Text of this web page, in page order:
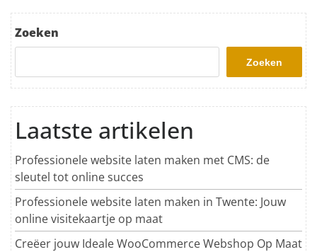
Zoeken
Zoeken
Laatste artikelen
Professionele website laten maken met CMS: de
sleutel tot online succes
Professionele website laten maken in Twente: Jouw
online visitekaartje op maat
Creëer jouw Ideale WooCommerce Webshop Op Maat